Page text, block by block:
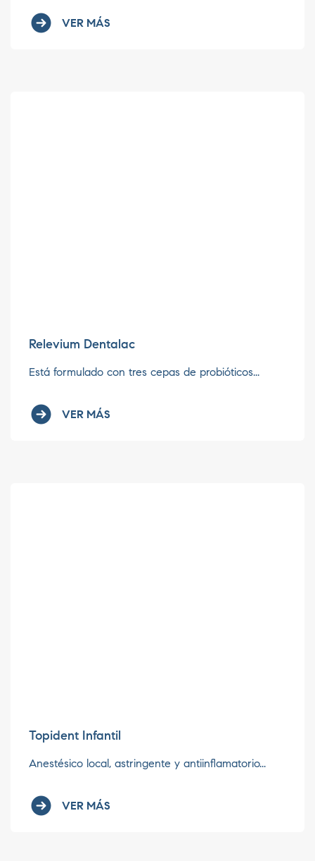
VER MÁS
Relevium Dentalac
Está formulado con tres cepas de probióticos...
VER MÁS
Topident Infantil
Anestésico local, astringente y antiinflamatorio...
VER MÁS